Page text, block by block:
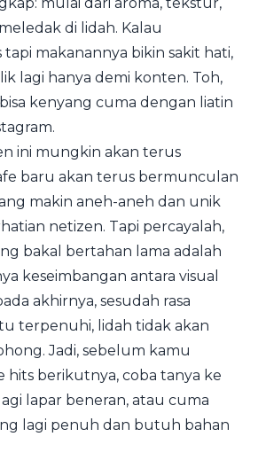
di lidah. Kalau
makanannya bikin sakit hati,
lagi hanya demi konten. Toh,
kenyang cuma dengan liatin
ini mungkin akan terus
baru akan terus bermunculan
makin aneh-aneh dan unik
netizen. Tapi percayalah,
bakal bertahan lama adalah
keseimbangan antara visual
akhirnya, sesudah rasa
terpenuhi, lidah tidak akan
Jadi, sebelum kamu
hits berikutnya, coba tanya ke
lapar beneran, atau cuma
lagi penuh dan butuh bahan